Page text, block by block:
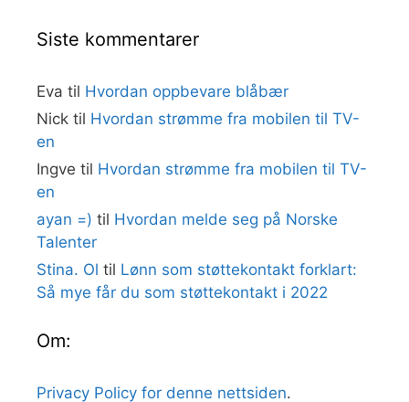
Siste kommentarer
Eva til Hvordan oppbevare blåbær
Nick til Hvordan strømme fra mobilen til TV-
en
Ingve til Hvordan strømme fra mobilen til TV-
en
ayan =) til Hvordan melde seg på Norske
Talenter
Stina. Ol til Lønn som støttekontakt forklart:
Så mye får du som støttekontakt i 2022
Om:
Privacy Policy for denne nettsiden.